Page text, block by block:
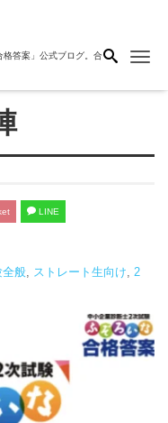
格答案」公式ブログ。合
LINE
全般 ストレート生向け
2